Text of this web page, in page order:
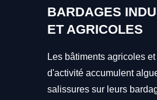
BARDAGES
ET AGRICOLES
Les bâtiments agricoles
d'activité accumulent
salissures sur leurs